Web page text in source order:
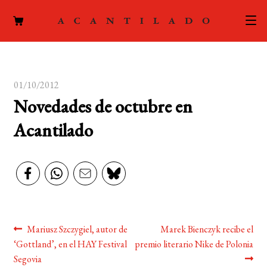
ACTUALIDAD
LA EDITORIAL
hijo
CONTACTO
01/10/2012
Novedades de octubre en
Acantilado
Navegación
de
Anterior:
Mariusz Szczygiel, autor de
‘Gottland’, en el HAY Festival
Segovia
Siguiente:
Marek Bienczyk recibe el
premio literario Nike de Polonia